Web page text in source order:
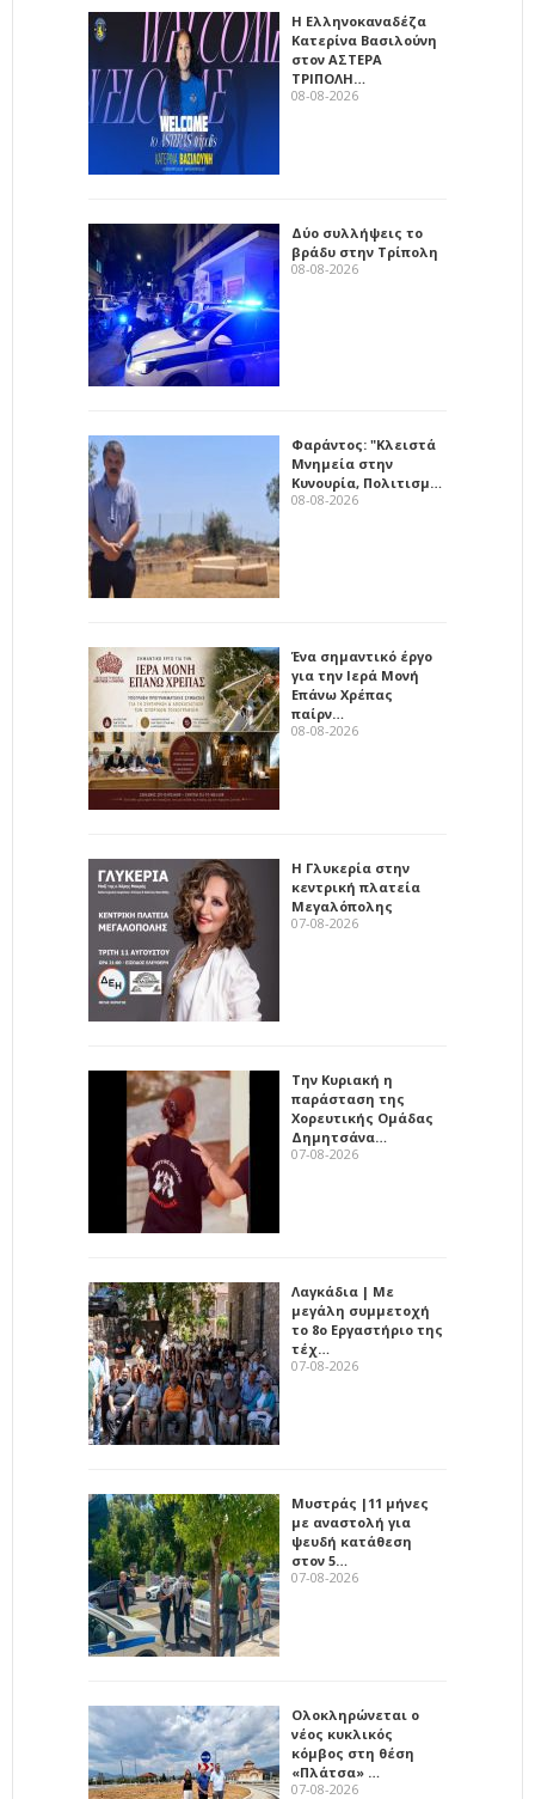
Η Ελληνοκαναδέζα
Κατερίνα Βασιλούνη
στον ΑΣΤΕΡΑ
ΤΡΙΠΟΛΗ…
08-08-2026
Δύο συλλήψεις το
βράδυ στην Τρίπολη
08-08-2026
Φαράντος: "Κλειστά
Μνημεία στην
Κυνουρία, Πολιτισμ…
08-08-2026
Ένα σημαντικό έργο
για την Ιερά Μονή
Επάνω Χρέπας
παίρν…
08-08-2026
Η Γλυκερία στην
κεντρική πλατεία
Μεγαλόπολης
07-08-2026
Την Κυριακή η
παράσταση της
Χορευτικής Ομάδας
Δημητσάνα…
07-08-2026
Λαγκάδια | Με
μεγάλη συμμετοχή
το 8ο Εργαστήριο της
τέχ…
07-08-2026
Μυστράς |11 μήνες
με αναστολή για
ψευδή κατάθεση
στον 5…
07-08-2026
Ολοκληρώνεται ο
νέος κυκλικός
κόμβος στη θέση
«Πλάτσα» …
07-08-2026